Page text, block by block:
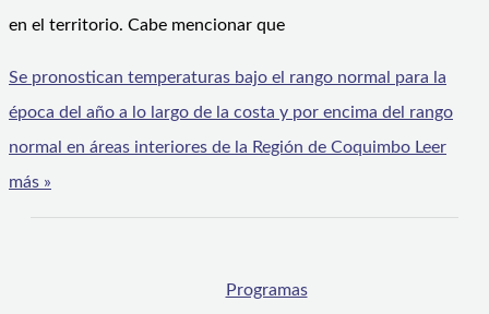
en el territorio. Cabe mencionar que
Se pronostican temperaturas bajo el rango normal para la
época del año a lo largo de la costa y por encima del rango
normal en áreas interiores de la Región de Coquimbo Leer
más »
Programas